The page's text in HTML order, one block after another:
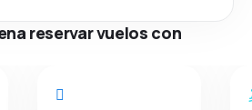
reservar vuelos con